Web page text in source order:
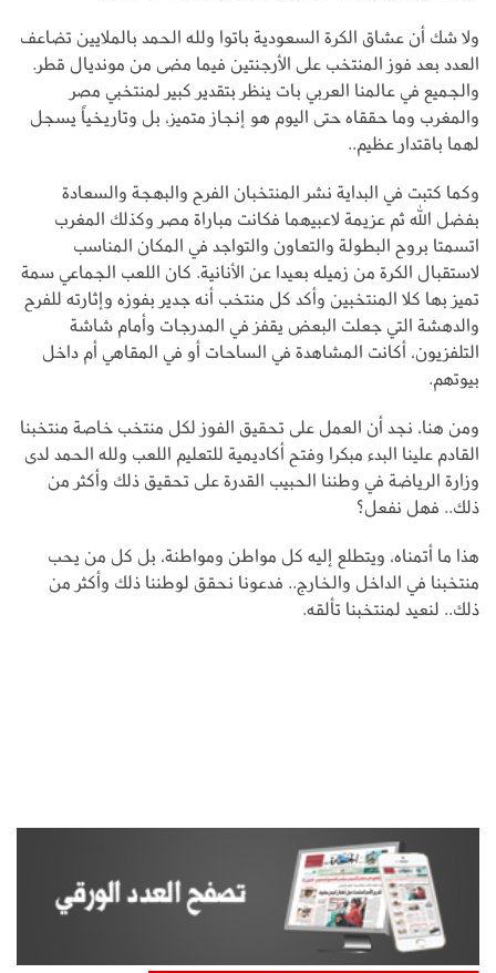
ولا شك أن عشاق الكرة السعودية باتوا ولله الحمد بالملايين تضاعف
العدد بعد فوز المنتخب على الأرجنتين فيما مضى من مونديال قطر.
والجميع في عالمنا العربي بات ينظر بتقدير كبير لمنتخبي مصر
والمغرب وما حققاه حتى اليوم هو إنجاز متميز، بل وتاريخياً يسجل
لهما باقتدار عظيم..
وكما كتبت في البداية نشر المنتخبان الفرح والبهجة والسعادة
بفضل الله ثم عزيمة لاعبيهما فكانت مباراة مصر وكذلك المغرب
اتسمتا بروح البطولة والتعاون والتواجد في المكان المناسب
لاستقبال الكرة من زميله بعيدا عن الأنانية. كان اللعب الجماعي سمة
تميز بها كلا المنتخبين وأكد كل منتخب أنه جدير بفوزه وإثارته للفرح
والدهشة التي جعلت البعض يقفز في المدرجات وأمام شاشة
التلفزيون، أكانت المشاهدة في الساحات أو في المقاهي أم داخل
بيوتهم.
ومن هنا، نجد أن العمل على تحقيق الفوز لكل منتخب خاصة منتخبنا
القادم علينا البدء مبكرا وفتح أكاديمية للتعليم اللعب ولله الحمد لدى
وزارة الرياضة في وطننا الحبيب القدرة على تحقيق ذلك وأكثر من
ذلك.. فهل نفعل؟
هذا ما أتمناه، ويتطلع إليه كل مواطن ومواطنة، بل كل من يحب
منتخبنا في الداخل والخارج.. فدعونا نحقق لوطننا ذلك وأكثر من
ذلك.. لنعيد لمنتخبنا تألقه.